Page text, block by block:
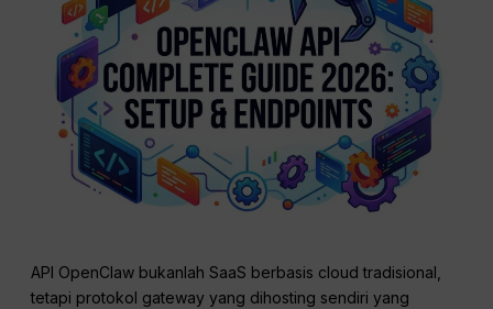
API OpenClaw bukanlah SaaS berbasis cloud tradisional,
tetapi protokol gateway yang dihosting sendiri yang